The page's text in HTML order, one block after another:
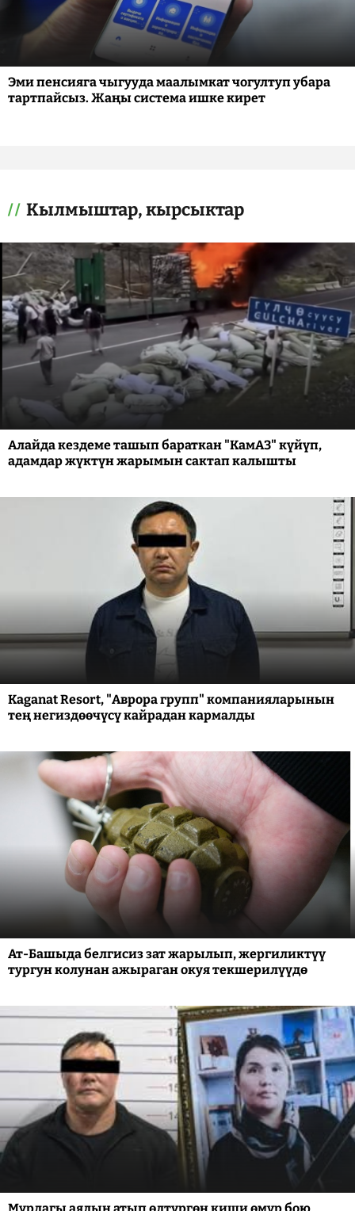
Эми пенсияга чыгууда маалымкат чогултуп убара
тартпайсыз. Жаңы система ишке кирет
Кылмыштар, кырсыктар
Алайда кездеме ташып бараткан "КамАЗ" күйүп,
адамдар жүктүн жарымын сактап калышты
Kaganat Resort, "Аврора групп" компанияларынын
тең негиздөөчүсү кайрадан кармалды
Ат-Башыда белгисиз зат жарылып, жергиликтүү
тургун колунан ажыраган окуя текшерилүүдө